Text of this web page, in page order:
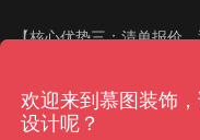
【核心优势三：清单报价
我们采用 “精细化清单报
报价方式不仅避免了传统“
欢迎来到慕图装饰
设计呢？